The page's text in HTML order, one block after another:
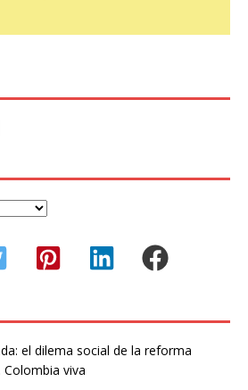
el dilema social de la reforma
viva